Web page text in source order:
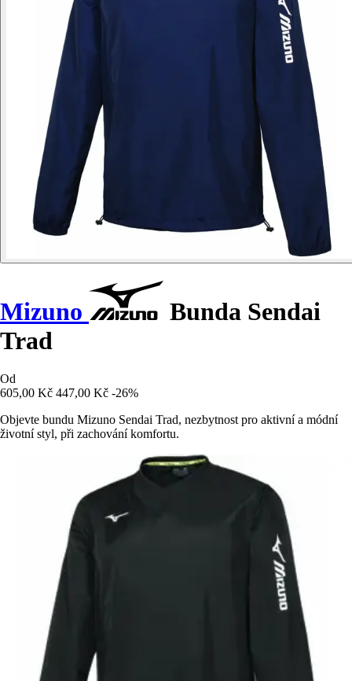
Mizuno
Bunda Sendai
Trad
Od
605,00 Kč 447,00 Kč -26%
Objevte bundu Mizuno Sendai Trad, nezbytnost pro aktivní a módní
životní styl, při zachování komfortu.